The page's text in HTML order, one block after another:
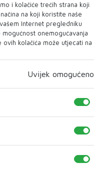
i kolačiće trećih strana koji
na koji koristite naše
Internet pregledniku
onemogućavanja
ovih kolačića može utjecati na
Uvijek omogućeno